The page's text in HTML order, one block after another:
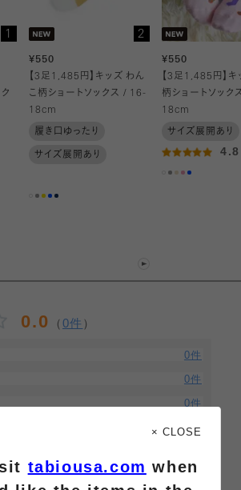
してもかわいく履いていただける商品です。
す。
1 2
¥550
【3足1,485円】キッズ わん
こ柄ショートソックス / 16-
18cm
履き口ゆったり
サイズ展開あり
¥550
【3足1,485円】
柄ショートソッ
18cm
サイズ展開あり
0.0 （ 0件 ）
0件
0件
0件
0件
× CLOSE
tabiousa.com when